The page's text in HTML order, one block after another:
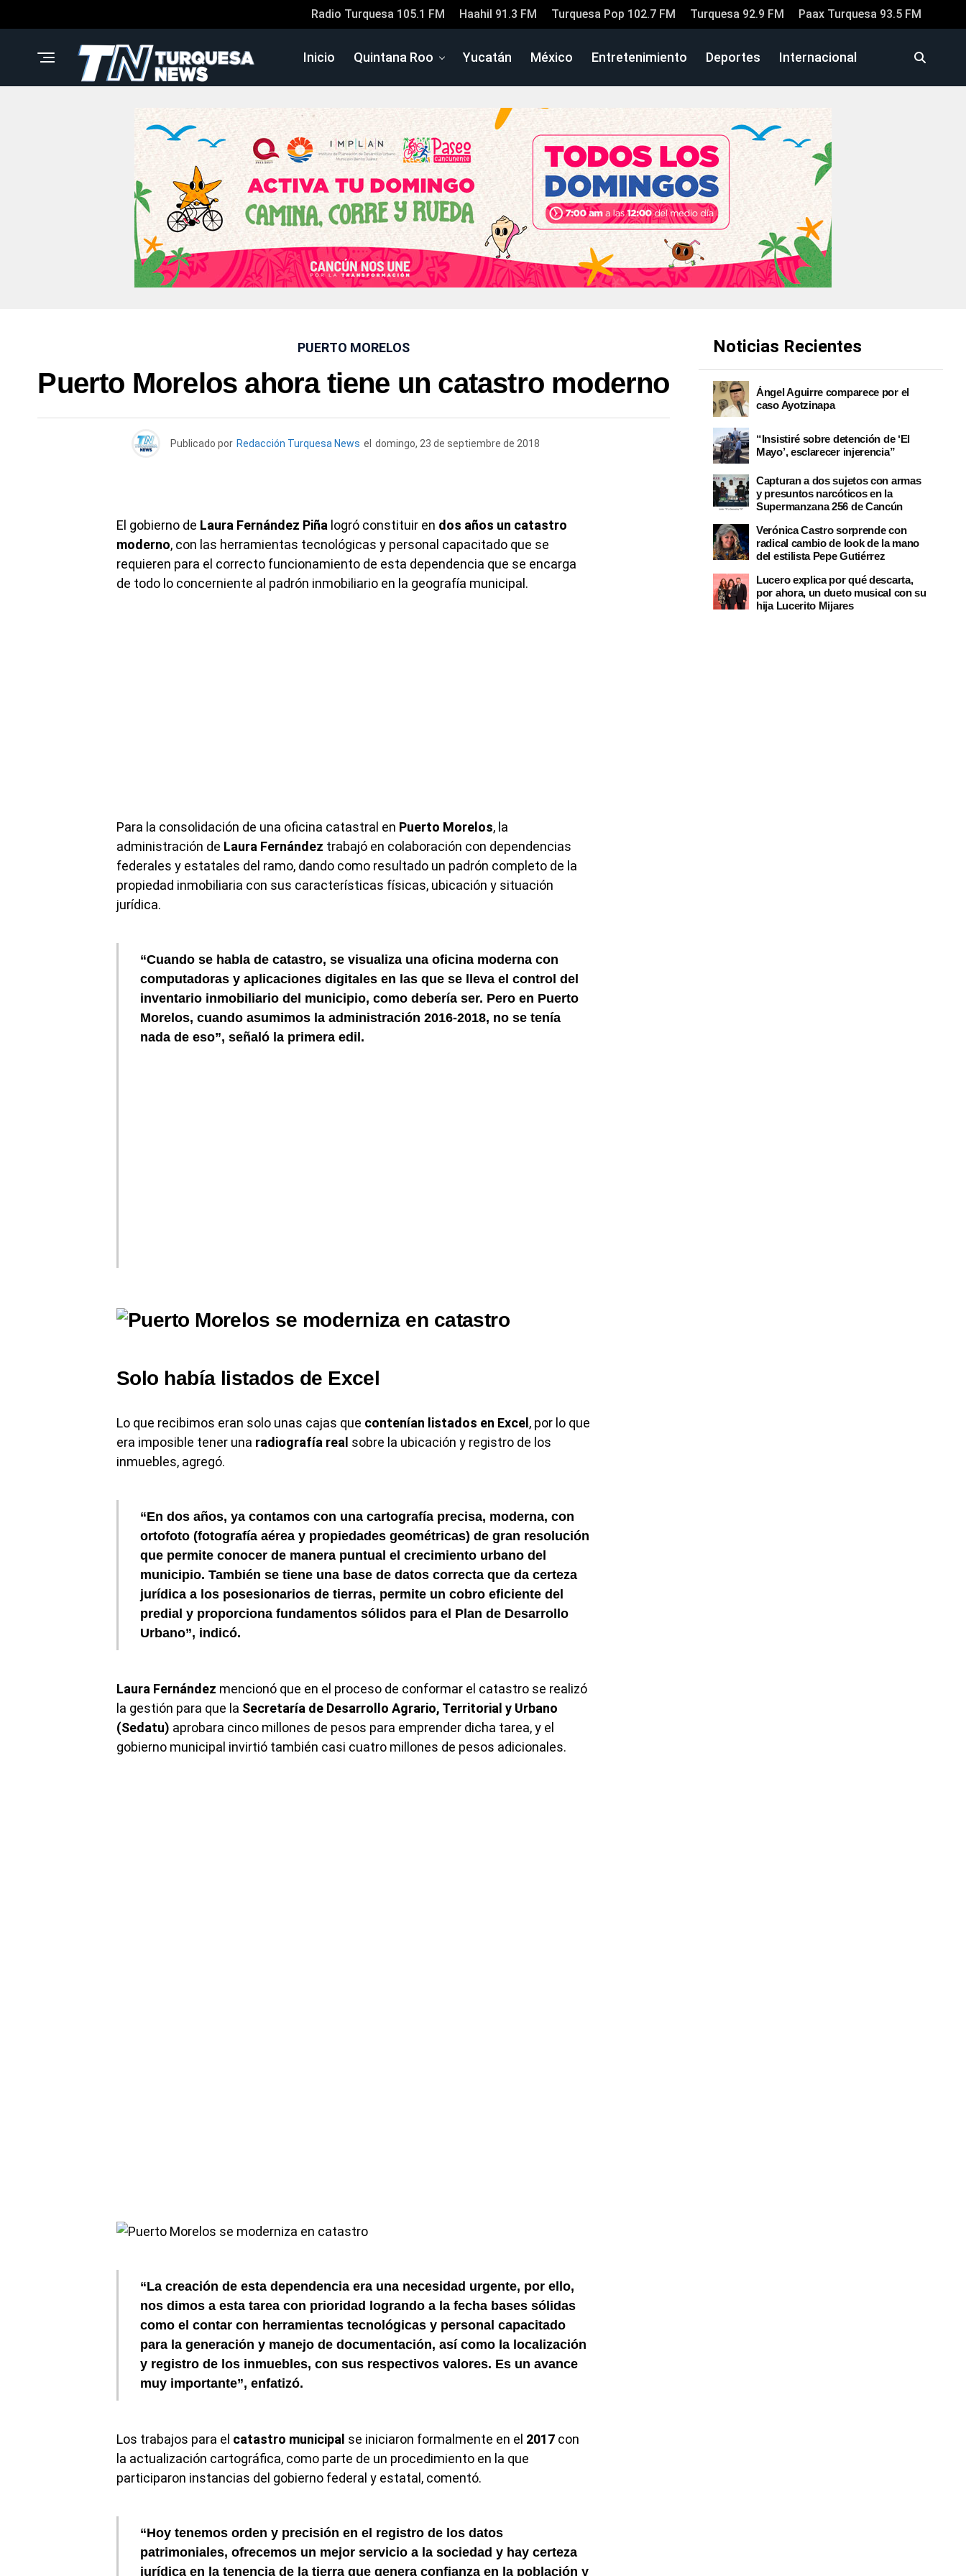
Radio Turquesa 105.1 FM Haahil 91.3 FM Turquesa Pop 102.7 FM Turquesa 92.9 FM Paax Turquesa 93.5 FM
Inicio Quintana Roo Yucatán México Entretenimiento Deportes Internacional
PUERTO MORELOS
Puerto Morelos ahora tiene un catastro moderno
Publicado por Redacción Turquesa News el domingo, 23 de septiembre de 2018
El gobierno de Laura Fernández Piña logró constituir en dos años un catastro
moderno, con las herramientas tecnológicas y personal capacitado que se
requieren para el correcto funcionamiento de esta dependencia que se encarga
de todo lo concerniente al padrón inmobiliario en la geografía municipal.
Para la consolidación de una oficina catastral en Puerto Morelos, la
administración de Laura Fernández trabajó en colaboración con dependencias
federales y estatales del ramo, dando como resultado un padrón completo de la
propiedad inmobiliaria con sus características físicas, ubicación y situación
jurídica.
“Cuando se habla de catastro, se visualiza una oficina moderna con
computadoras y aplicaciones digitales en las que se lleva el control del
inventario inmobiliario del municipio, como debería ser. Pero en Puerto
Morelos, cuando asumimos la administración 2016-2018, no se tenía
nada de eso”, señaló la primera edil.
Solo había listados de Excel
Lo que recibimos eran solo unas cajas que contenían listados en Excel , por lo que
era imposible tener una radiografía real sobre la ubicación y registro de los
inmuebles, agregó.
“En dos años, ya contamos con una cartografía precisa, moderna, con
ortofoto (fotografía aérea y propiedades geométricas) de gran resolución
que permite conocer de manera puntual el crecimiento urbano del
municipio. También se tiene una base de datos correcta que da certeza
jurídica a los posesionarios de tierras, permite un cobro eficiente del
predial y proporciona fundamentos sólidos para el Plan de Desarrollo
Urbano”, indicó.
Laura Fernández mencionó que en el proceso de conformar el catastro se realizó
la gestión para que la Secretaría de Desarrollo Agrario, Territorial y Urbano
(Sedatu) aprobara cinco millones de pesos para emprender dicha tarea, y el
gobierno municipal invirtió también casi cuatro millones de pesos adicionales.
“La creación de esta dependencia era una necesidad urgente, por ello,
nos dimos a esta tarea con prioridad logrando a la fecha bases sólidas
como el contar con herramientas tecnológicas y personal capacitado
para la generación y manejo de documentación, así como la localización
y registro de los inmuebles, con sus respectivos valores. Es un avance
muy importante”, enfatizó.
Los trabajos para el catastro municipal se iniciaron formalmente en el 2017 con
la actualización cartográfica, como parte de un procedimiento en la que
participaron instancias del gobierno federal y estatal, comentó.
“Hoy tenemos orden y precisión en el registro de los datos
patrimoniales, ofrecemos un mejor servicio a la sociedad y hay certeza
jurídica en la tenencia de la tierra que genera confianza en la población y
Noticias Recientes
Ángel Aguirre comparece por el
caso Ayotzinapa
“Insistiré sobre detención de ‘El
Mayo’, esclarecer injerencia”
Capturan a dos sujetos con armas
y presuntos narcóticos en la
Supermanzana 256 de Cancún
Verónica Castro sorprende con
radical cambio de look de la mano
del estilista Pepe Gutiérrez
Lucero explica por qué descarta,
por ahora, un dueto musical con su
hija Lucerito Mijares